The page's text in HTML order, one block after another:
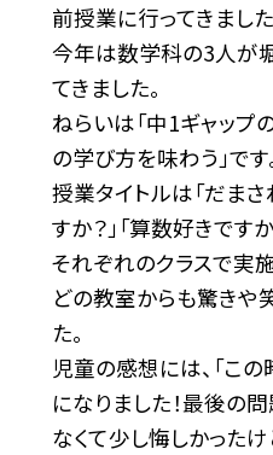
前授業に行ってきました
今年は数学科の3人が
てきました。
ねらいは「中1ギャップ
の学び方を味わう」です
授業タイトルは「だまさ
すか？」「算数好きです
それぞれのクラスで実
どの教室からも驚きや
た。
児童の感想には、「こ
になりました！最後の
なくて少し悔しかった